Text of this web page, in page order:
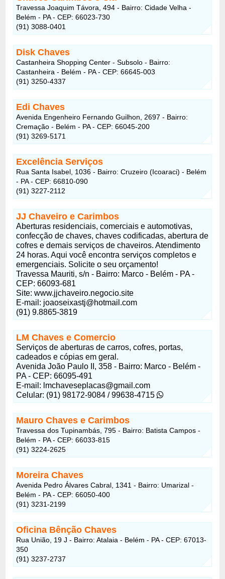
Travessa Joaquim Távora, 494 - Bairro: Cidade Velha -
Belém - PA - CEP: 66023-730
(91) 3088-0401
Disk Chaves
Castanheira Shopping Center - Subsolo - Bairro:
Castanheira - Belém - PA - CEP: 66645-003
(91) 3250-4337
Edi Chaves
Avenida Engenheiro Fernando Guilhon, 2697 - Bairro:
Cremação - Belém - PA - CEP: 66045-200
(91) 3269-5171
Excelência Serviços
Rua Santa Isabel, 1036 - Bairro: Cruzeiro (Icoaraci) - Belém
- PA - CEP: 66810-090
(91) 3227-2112
JJ Chaveiro e Carimbos
Aberturas residenciais, comerciais e automotivas,
confecção de chaves, chaves codificadas, abertura de
cofres e demais serviços de chaveiros. Atendimento
24 horas. Aqui você encontra serviços completos e
emergenciais. Solicite o seu orçamento!
Travessa Mauriti, s/n - Bairro: Marco - Belém - PA -
CEP: 66093-681
Site: www.jjchaveiro.negocio.site
E-mail: joaoseixastj@hotmail.com
(91) 9.8865-3819
LM Chaves e Comercio
Serviços de aberturas de carros, cofres, portas,
cadeados e cópias em geral.
Avenida João Paulo II, 358 - Bairro: Marco - Belém -
PA - CEP: 66095-491
E-mail: lmchaveseplacas@gmail.com
Celular: (91) 98172-9084 / 99638-4715
Mauro Chaves e Carimbos
Travessa dos Tupinambás, 795 - Bairro: Batista Campos -
Belém - PA - CEP: 66033-815
(91) 3224-2625
Moreira Chaves
Avenida Pedro Álvares Cabral, 1341 - Bairro: Umarizal -
Belém - PA - CEP: 66050-400
(91) 3231-2199
Oficina Bênção Chaves
Rua União, 19 J - Bairro: Atalaia - Belém - PA - CEP: 67013-
350
(91) 3237-2737